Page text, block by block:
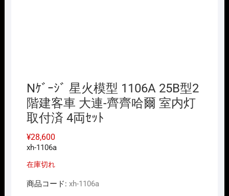
Nｹﾞｰｼﾞ 星火模型 1106A 25B型2
階建客車 大連-齊齊哈爾 室内灯
取付済 4両ｾｯﾄ
¥28,600
xh-1106a
在庫切れ
商品コード: xh-1106a